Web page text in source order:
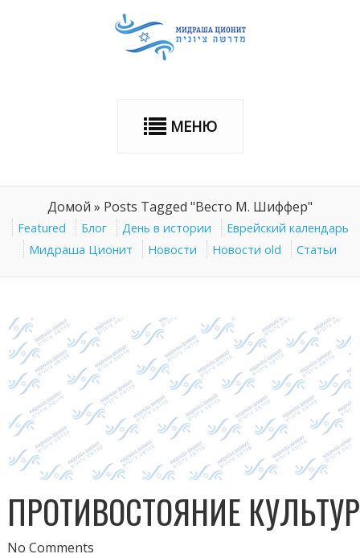
МЕНЮ
Домой » Posts Tagged "Весто М. Шиффер"
Featured Блог День в истории
Еврейский календарь
Мидраша Ционит
Новости Новости old Статьи
ПРОТИВОСТОЯНИЕ КУЛЬТУР
No Comments